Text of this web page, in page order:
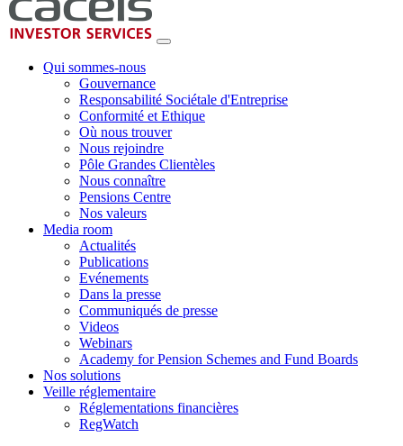
Qui sommes-nous
Gouvernance
Responsabilité Sociétale d'Entreprise
Conformité et Ethique
Où nous trouver
Nous rejoindre
Pôle Grandes Clientèles
Nous connaître
Pensions Centre
Nos valeurs
Media room
Actualités
Publications
Evénements
Dans la presse
Communiqués de presse
Videos
Webinars
Academy for Pension Schemes and Fund Boards
Nos solutions
Veille réglementaire
Réglementations financières
RegWatch